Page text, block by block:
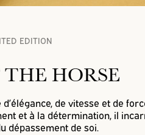
EDITION
THE HORSE
de vitesse et de
et à la détermination, il
dépassement de soi.